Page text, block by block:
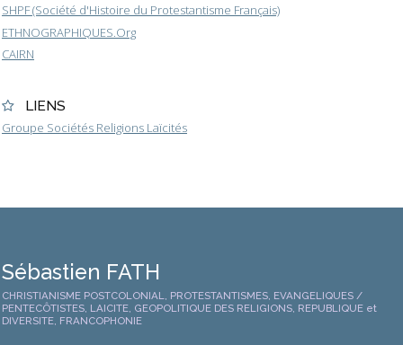
SHPF (Société d'Histoire du Protestantisme Français)
ETHNOGRAPHIQUES.Org
CAIRN
LIENS
Groupe Sociétés Religions Laïcités
Sébastien FATH
CHRISTIANISME POSTCOLONIAL, PROTESTANTISMES, EVANGELIQUES /
PENTECÔTISTES, LAICITE, GEOPOLITIQUE DES RELIGIONS, REPUBLIQUE et
DIVERSITE, FRANCOPHONIE